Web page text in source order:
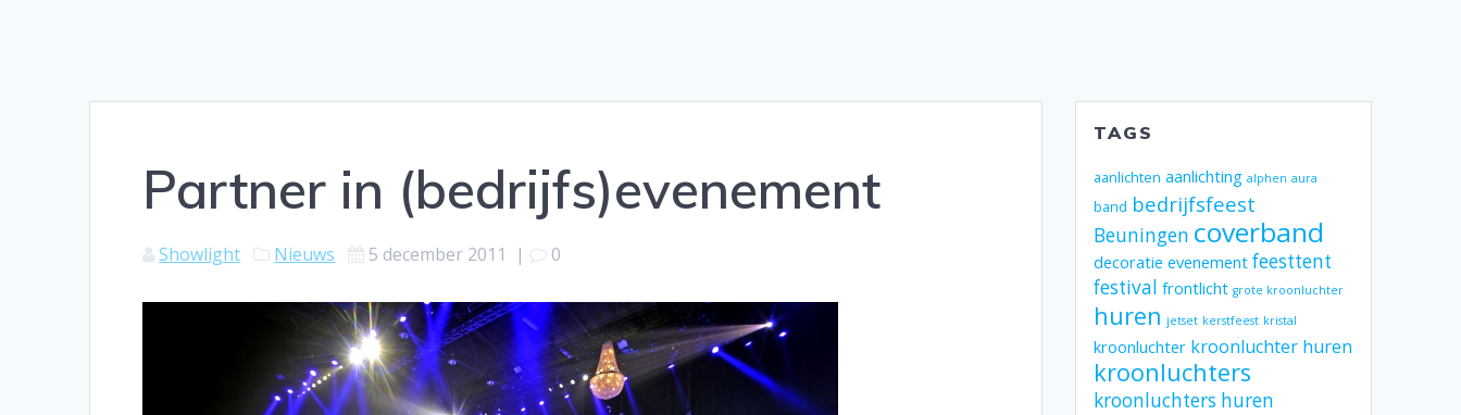
Partner in (bedrijfs)evenement
Showlight Nieuws 5 december 2011 | 0
TAGS
aanlichten aanlichting alphen aura
band bedrijfsfeest
Beuningen coverband
decoratie evenement feesttent
festival frontlicht grote kroonluchter
huren jetset kerstfeest kristal
kroonluchter kroonluchter huren
kroonluchters
kroonluchters huren